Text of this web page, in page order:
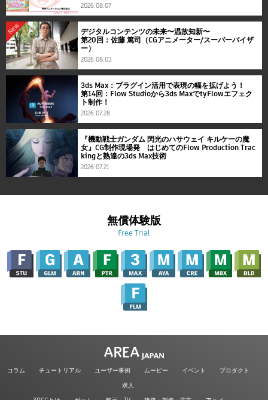
2026.08.07
New
デジタルコンテンツの未来〜温故知新〜
第20回：佐藤 篤司（CGアニメーター/スーパーバイザ
ー）
2026.08.03
3ds Max：プラグイン活用で表現の幅を拡げよう！
第14回：Flow Studioから3ds MaxでtyFlowエフェク
ト制作！
2026.07.28
『機動戦士ガンダム 閃光のハサウェイ キルケーの魔
女』CG制作現場発 はじめてのFlow Production Trac
kingと熟達の3ds Max技術
2026.07.21
無償体験版
Free Trial
コラム チュートリアル ユーザー事例 ムービー イベント
プロダクト
求人